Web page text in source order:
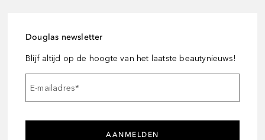
Douglas newsletter
Blijf altijd op de hoogte van het laatste beautynieuws!
E-mailadres*
AANMELDEN